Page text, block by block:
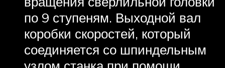
по 9 ступеням. Выходной вал
коробки скоростей, который
соединяется со шпиндельным